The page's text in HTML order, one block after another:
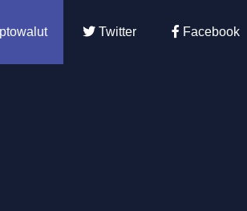
Twitter Facebook